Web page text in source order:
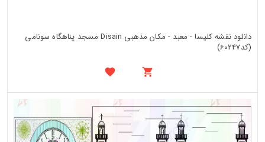
دانلود نقشه کلیسا - معبد - مکان مذهبی Disain مسجد پناهگاه سونامی
(کد60247)